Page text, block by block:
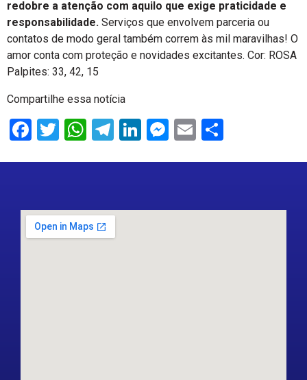
redobre a atenção com aquilo que exige praticidade e
responsabilidade. Serviços que envolvem parceria ou
contatos de modo geral também correm às mil maravilhas! O
amor conta com proteção e novidades excitantes. Cor: ROSA
Palpites: 33, 42, 15
Compartilhe essa notícia
Facebook
Twitter
WhatsApp
Telegram
LinkedIn
Messenger
Email